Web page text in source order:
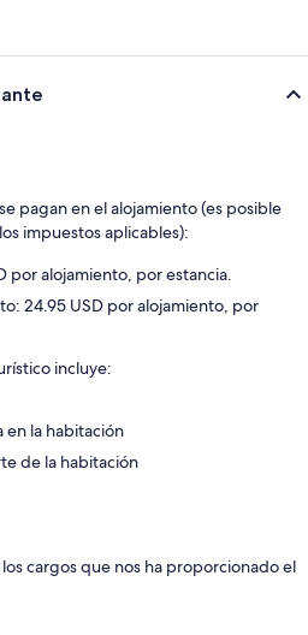
pagan en el alojamiento (es posible
impuestos aplicables):
por alojamiento, por estancia.
24.95 USD por alojamiento, por
incluye:
la habitación
de la habitación
cargos que nos ha proporcionado el